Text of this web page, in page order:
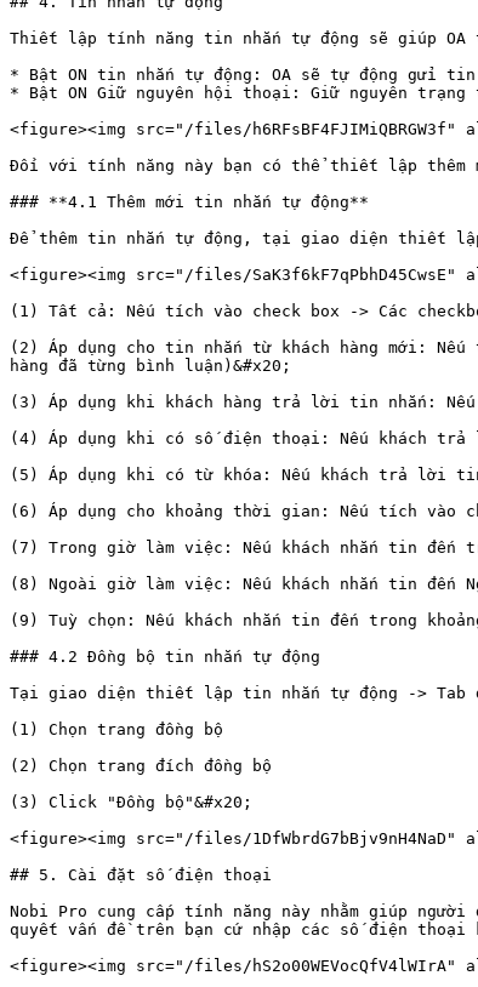
Thiết lập tính năng tin nhắn tự động sẽ giúp
* Bật ON tin nhắn tự động: OA sẽ tự động gửi tin
* Bật ON Giữ nguyên hội thoại: Giữ nguyên
<figure><img src="/files/
Đối với tính năng này bạn có thể thiết lập thêm
### **4.1 Thêm mới tin nhắn tự động**
Để thêm tin nhắn tự động, tại giao diện thiết
<figure><img src="/files/
(1) Tất cả: Nếu tích vào check box -> Các
(2) Áp dụng cho tin nhắn từ khách hàng mới:
hàng đã từng bình luận)&#x20;
(3) Áp dụng khi khách hàng trả lời tin nhắn:
(4) Áp dụng khi có số điện thoại: Nếu khách
(5) Áp dụng khi có từ khóa: Nếu khách trả lời
(6) Áp dụng cho khoảng thời gian: Nếu tích
(7) Trong giờ làm việc: Nếu khách nhắn tin đến
(8) Ngoài giờ làm việc: Nếu khách nhắn tin đến
(9) Tuỳ chọn: Nếu khách nhắn tin đến trong
### 4.2 Đồng bộ tin nhắn tự động
Tại giao diện thiết lập tin nhắn tự động -> Tab
(1) Chọn trang đồng bộ
(2) Chọn trang đích đồng bộ
(3) Click "Đồng bộ"&#x20;
<figure><img src="/files/
## 5. Cài đặt số điện thoại
Nobi Pro cung cấp tính năng này nhằm giúp
quyết vấn đề trên bạn cứ nhập các số điện thoại
<figure><img src="/files/